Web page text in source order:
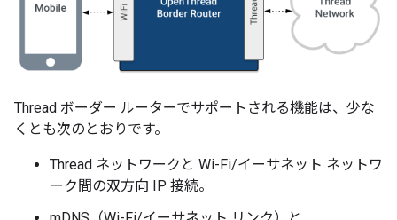
Thread ボーダー ルーターでサポートされる機能は、少な
くとも次のとおりです。
Thread ネットワークと Wi-Fi/イーサネット ネットワ
ーク間の双方向 IP 接続。